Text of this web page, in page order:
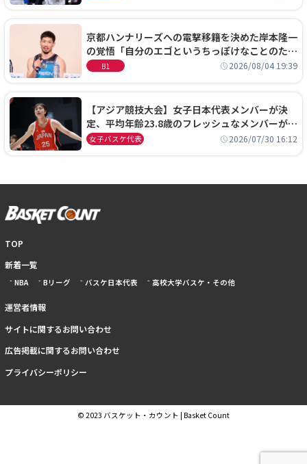
京都ハンナリーズへの電撃移籍を決めた岸本隆一
の覚悟「自分のエゴというちっぽけなことのため
に、京都に来たわけではない」
B1 2026/08/04 19:39
【アジア競技大会】女子日本代表メンバーが決
定、平均年齢23.8歳のフレッシュなメンバーが日
本開催の大舞台で頂点を狙う
女子バスケ代表 2026/07/30 16:12
TOP
新着一覧
NBA Bリーグ バスケ日本代表 高校大学バスケ・その他
運営者情報
サイトに関するお問い合わせ
広告掲載に関するお問い合わせ
プライバシーポリシー
© 2023 バスケット・カウント | Basket Count